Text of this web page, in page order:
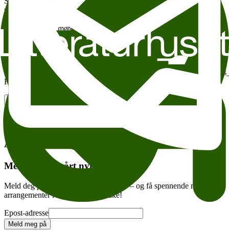
ungdomsprogram. Nå har TV-serien også blitt tegneserie – og tredje
bind har akkurat kommet fra trykk! Thomas forteller om
ZombieLars, og møter Litteraturhusets
Astrid Urdal
Passer best for barn fra ni år.
Litteraturhuset Kjelleren barn fra 9 år
https://litteraturhuset.ticketco.events/no/nb/e/
For barn og unge Verden i svart/hvitt
Kopier lenke Om tilgjengelighet
Tema:
Andre anbefalte arrangementer
Meld deg på vårt nyhetsbrev
Meld deg på vårt ukentlige nyhetsbrev – og få spennende nyheter og
arrangementer i innboksen hver uke!
Epost-adresse
Meld meg på